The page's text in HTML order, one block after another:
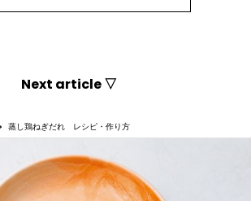
Next article ▽
蒸し鶏ねぎだれ レシピ・作り方